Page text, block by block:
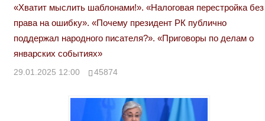
«Хватит мыслить шаблонами!». «Налоговая перестройка без
права на ошибку». «Почему президент РК публично
поддержал народного писателя?». «Приговоры по делам о
январских событиях»
29.01.2025 12:00 45874